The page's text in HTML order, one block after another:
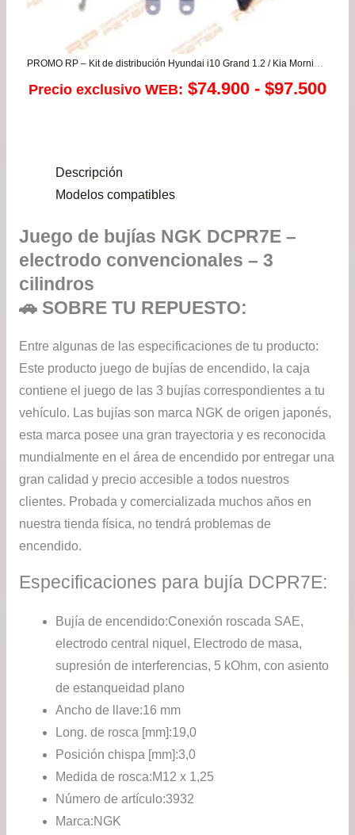
Precio exclusivo WEB: $74.900 - $97.500
Descripción
Modelos compatibles
Juego de bujías NGK DCPR7E –
electrodo convencionales – 3
cilindros
🚗 SOBRE TU REPUESTO:
Entre algunas de las especificaciones de tu producto:
Este producto juego de bujías de encendido, la caja
contiene el juego de las 3 bujías correspondientes a tu
vehículo. Las bujías son marca NGK de origen japonés,
esta marca posee una gran trayectoria y es reconocida
mundialmente en el área de encendido por entregar una
gran calidad y precio accesible a todos nuestros
clientes. Probada y comercializada muchos años en
nuestra tienda física, no tendrá problemas de
encendido.
Especificaciones para bujía DCPR7E:
Bujía de encendido:Conexión roscada SAE,
electrodo central niquel, Electrodo de masa,
supresión de interferencias, 5 kOhm, con asiento
de estanqueidad plano
Ancho de llave:16 mm
Long. de rosca [mm]:19,0
Posición chispa [mm]:3,0
Medida de rosca:M12 x 1,25
Número de artículo:3932
Marca:NGK